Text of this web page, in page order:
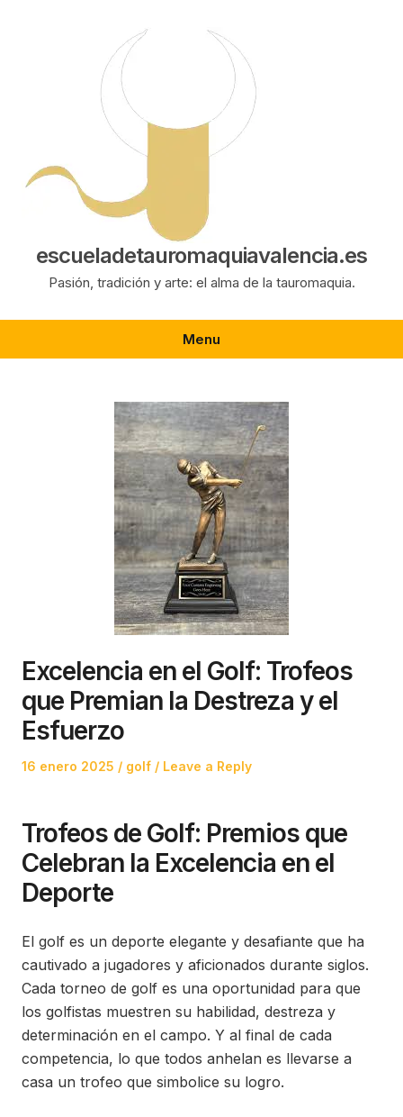
escueladetauromaquiavalencia.es
Pasión, tradición y arte: el alma de la tauromaquia.
Menu
Excelencia en el Golf: Trofeos
que Premian la Destreza y el
Esfuerzo
Posted
16 enero 2025
Posted
golf Leave a Reply
Trofeos de Golf: Premios que
Celebran la Excelencia en el
Deporte
El golf es un deporte elegante y desafiante que ha
cautivado a jugadores y aficionados durante siglos.
Cada torneo de golf es una oportunidad para que
los golfistas muestren su habilidad, destreza y
determinación en el campo. Y al final de cada
competencia, lo que todos anhelan es llevarse a
casa un trofeo que simbolice su logro.